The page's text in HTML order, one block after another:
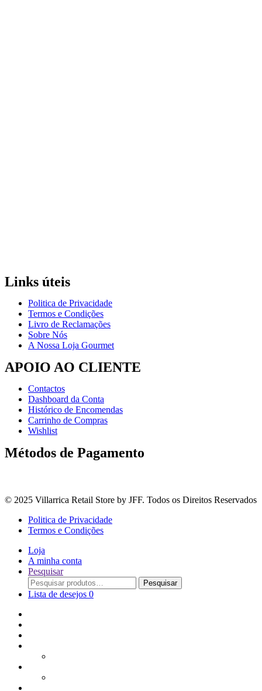
Links úteis
Politica de Privacidade
Termos e Condições
Livro de Reclamações
Sobre Nós
A Nossa Loja Gourmet
APOIO AO CLIENTE
Contactos
Dashboard da Conta
Histórico de Encomendas
Carrinho de Compras
Wishlist
Métodos de Pagamento
© 2025 Villarrica Retail Store by JFF. Todos os Direitos Reservados
Politica de Privacidade
Termos e Condições
Loja
A minha conta
Pesquisar
Procurar
por:
Pesquisar
Lista de desejos 0